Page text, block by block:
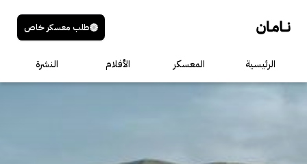
طلب معسكر خاص
الرئيسية المعسكر الأفلام النشرة